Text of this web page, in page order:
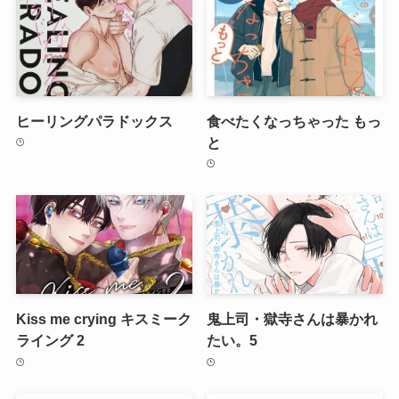
ヒーリングパラドックス
食べたくなっちゃった もっ
と
Kiss me crying キスミーク
ライング 2
鬼上司・獄寺さんは暴かれ
たい。5